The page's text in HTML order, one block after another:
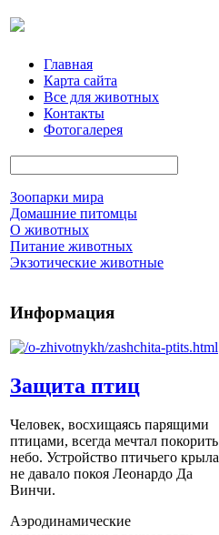
Главная
Карта сайта
Все для животных
Контакты
Фотогалерея
Зоопарки мира
Домашние питомцы
О животных
Питание животных
Экзотические животные
Информация
Защита птиц
Человек, восхищаясь парящими
птицами, всегда мечтал покорить
небо. Устройство птичьего крыла
не давало покоя Леонардо Да
Винчи.
Аэродинамические